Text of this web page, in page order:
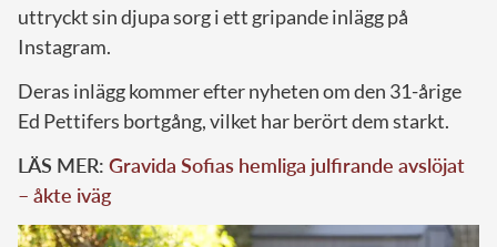
uttryckt sin djupa sorg i ett gripande inlägg på
Instagram.
Deras inlägg kommer efter nyheten om den 31-årige
Ed Pettifers bortgång, vilket har berört dem starkt.
LÄS MER: Gravida Sofias hemliga julfirande avslöjat
– åkte iväg